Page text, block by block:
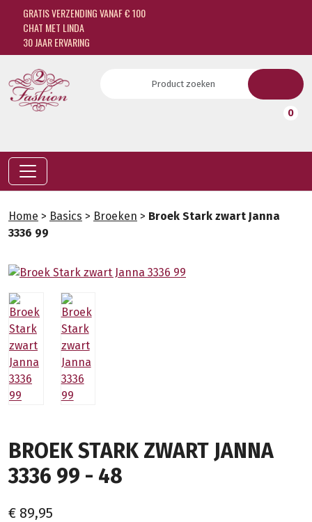
GRATIS VERZENDING VANAF € 100
CHAT MET LINDA
30 JAAR ERVARING
0
Home > Basics > Broeken > Broek Stark zwart Janna
3336 99
BROEK STARK ZWART JANNA
3336 99 - 48
€ 89,95